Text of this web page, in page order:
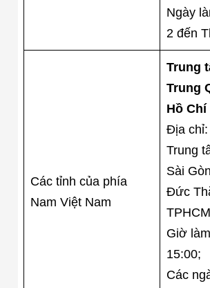
Ngày
2 đến
Các tỉnh của phía
Nam Việt Nam
Trung
Trung
Hồ Chí
Địa chỉ:
Trung
Sài
Đức
Giờ
15:00;
Các